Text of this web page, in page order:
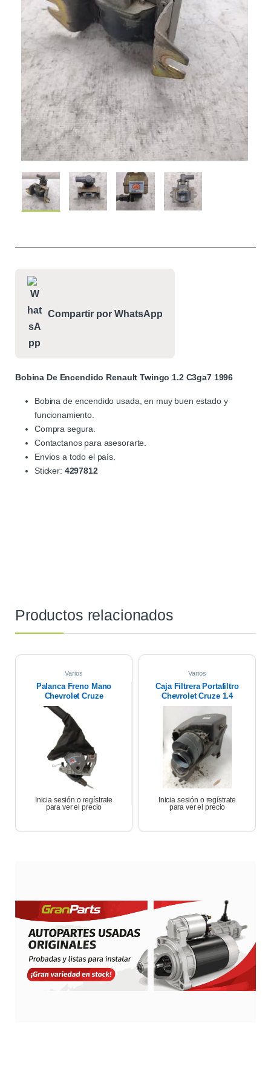
Compartir por WhatsApp
Bobina De Encendido Renault Twingo 1.2 C3ga7 1996
Bobina de encendido usada, en muy buen estado y
funcionamiento.
Compra segura.
Contactanos para asesorarte.
Envíos a todo el país.
Sticker: 4297812
Productos relacionados
Varios
Palanca Freno Mano
Chevrolet Cruze
Premier 1.4 2021
Inicia sesión o regístrate
para ver el precio
Varios
Caja Filtrera Portafiltro
Chevrolet Cruze 1.4
Premier 19/21
Inicia sesión o regístrate
para ver el precio